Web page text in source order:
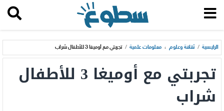
الرئيسية / ثقافة وعلوم ، معلومات علمية / تجربتي مع أوميغا 3 للأطفال شراب
تجربتي مع أوميغا 3 للأطفال
شراب